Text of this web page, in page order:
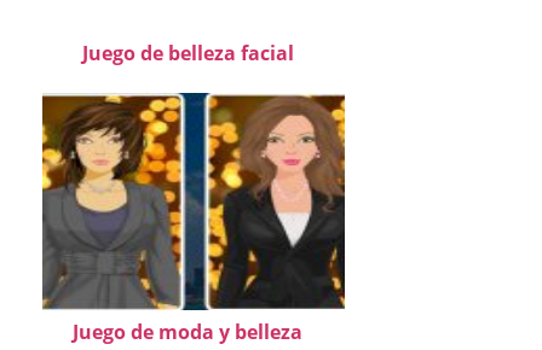
Juego de belleza facial
Juego de moda y belleza